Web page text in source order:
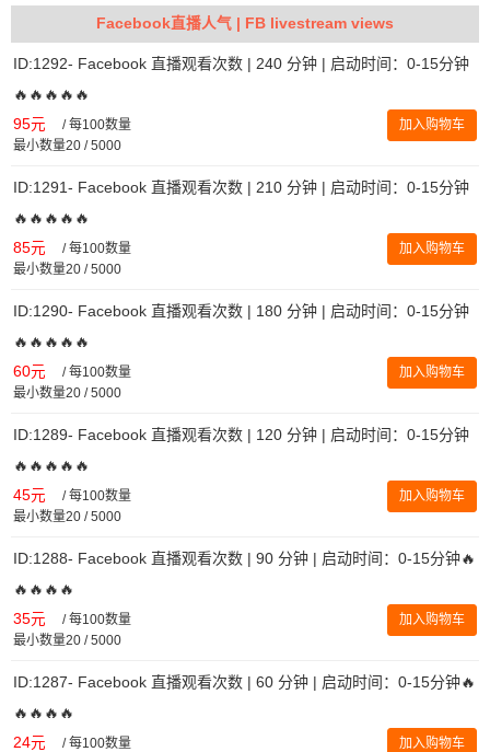
Facebook直播人气 | FB livestream views
ID:1292- Facebook 直播观看次数 | 240 分钟 | 启动时间：0-15分钟
🔥🔥🔥🔥🔥
95元 /每100数量
最小数量20 / 5000
加入购物车
ID:1291- Facebook 直播观看次数 | 210 分钟 | 启动时间：0-15分钟
🔥🔥🔥🔥🔥
85元 /每100数量
最小数量20 / 5000
加入购物车
ID:1290- Facebook 直播观看次数 | 180 分钟 | 启动时间：0-15分钟
🔥🔥🔥🔥🔥
60元 /每100数量
最小数量20 / 5000
加入购物车
ID:1289- Facebook 直播观看次数 | 120 分钟 | 启动时间：0-15分钟
🔥🔥🔥🔥🔥
45元 /每100数量
最小数量20 / 5000
加入购物车
ID:1288- Facebook 直播观看次数 | 90 分钟 | 启动时间：0-15分钟🔥
🔥🔥🔥🔥
35元 /每100数量
最小数量20 / 5000
加入购物车
ID:1287- Facebook 直播观看次数 | 60 分钟 | 启动时间：0-15分钟🔥
🔥🔥🔥🔥
24元 /每100数量
加入购物车